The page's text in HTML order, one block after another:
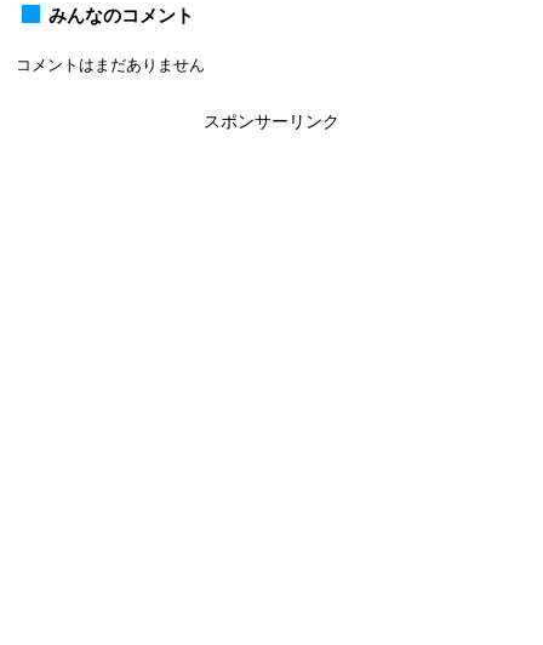
みんなのコメント
コメントはまだありません
スポンサーリンク